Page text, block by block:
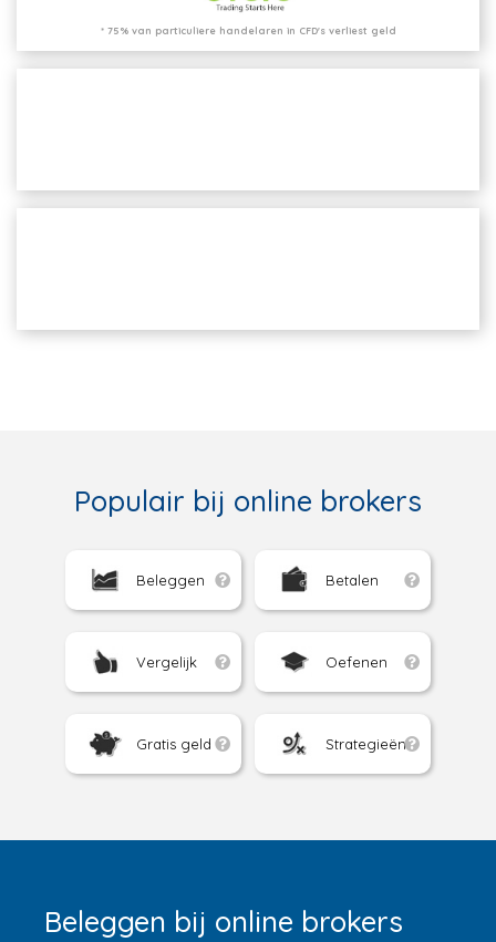
* 75% van particuliere handelaren in CFD's verliest geld
Populair bij online brokers
Beleggen Betalen
Vergelijk Oefenen
Gratis geld Strategieën
Beleggen bij online brokers